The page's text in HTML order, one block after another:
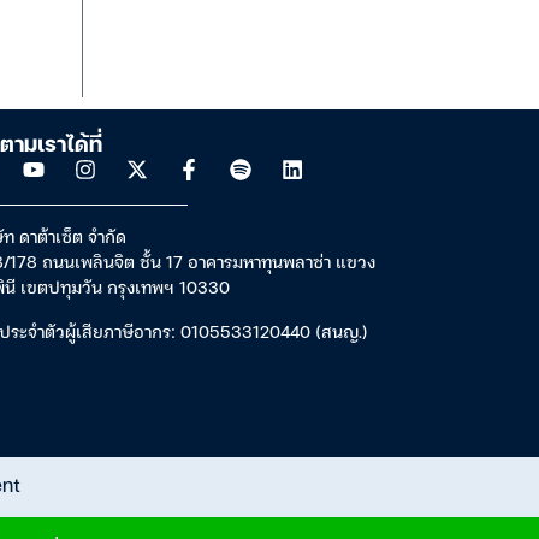
ามเราได้ที่
ดาต้าเซ็ต จำกัด
178 ถนนเพลินจิต ชั้น 17 อาคารมหาทุนพลาซ่า แขวง
เขตปทุมวัน กรุงเทพฯ 10330
ระจำตัวผู้เสียภาษีอากร: 0105533120440 (สนญ.)